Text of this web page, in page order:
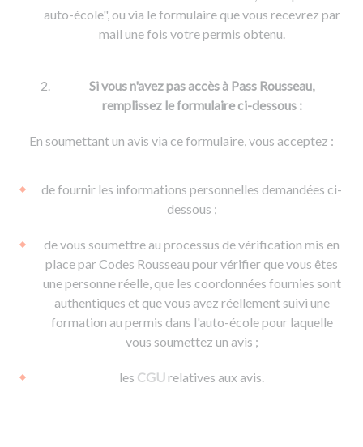
Devenir enseignant de la conduite
auto-école", ou via le formulaire que vous recevrez par
mail une fois votre permis obtenu.
Si vous n'avez pas accès à Pass Rousseau,
remplissez le formulaire ci-dessous :
En soumettant un avis via ce formulaire, vous acceptez :
de fournir les informations personnelles demandées ci-
dessous ;
de vous soumettre au processus de vérification mis en
place par Codes Rousseau pour vérifier que vous êtes
une personne réelle, que les coordonnées fournies sont
authentiques et que vous avez réellement suivi une
formation au permis dans l'auto-école pour laquelle
vous soumettez un avis ;
les CGUrelatives aux avis.